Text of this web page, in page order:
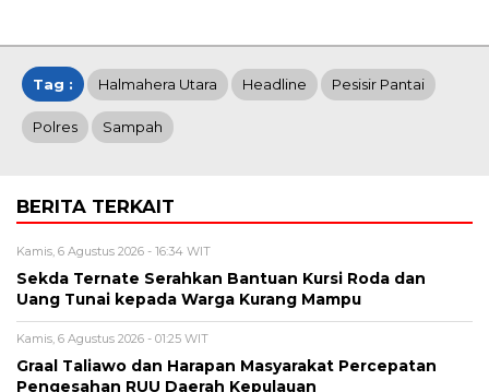
Tag : Halmahera Utara Headline Pesisir Pantai
Polres Sampah
BERITA TERKAIT
Kamis, 6 Agustus 2026 - 16:34 WIT
Sekda Ternate Serahkan Bantuan Kursi Roda dan
Uang Tunai kepada Warga Kurang Mampu
Kamis, 6 Agustus 2026 - 01:25 WIT
Graal Taliawo dan Harapan Masyarakat Percepatan
Pengesahan RUU Daerah Kepulauan